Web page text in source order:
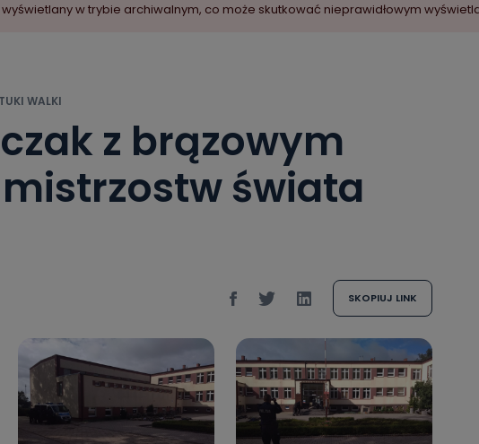
wyświetlany w trybie archiwalnym, co może skutkować nieprawidłowym
WALKI
z brązowym
świata
SKOPIUJ LINK